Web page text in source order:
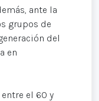
ante la
grupos de
del
en
el 60 y